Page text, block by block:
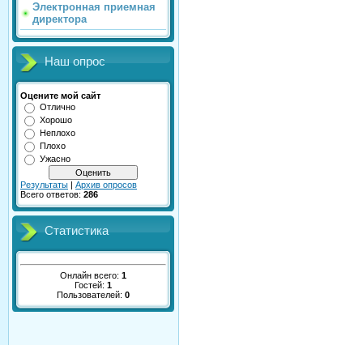
Электронная приемная
директора
Наш опрос
Оцените мой сайт
Отлично
Хорошо
Неплохо
Плохо
Ужасно
Результаты | Архив опросов
Всего ответов: 286
Статистика
Онлайн всего: 1
Гостей: 1
Пользователей: 0